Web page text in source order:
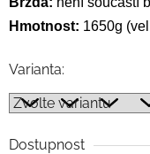
Hmotnost: 1650g
Varianta:
Dostupnost